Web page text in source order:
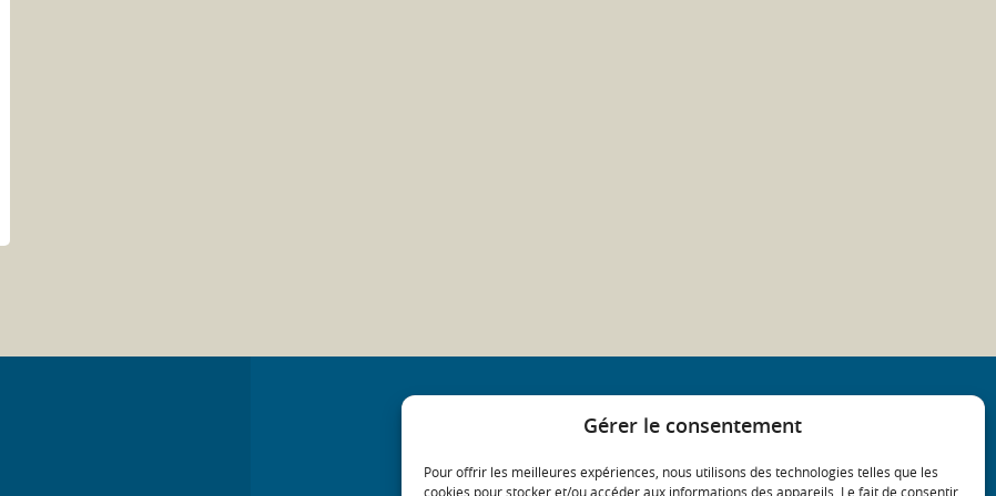
Gérer le consentement
Pour offrir les meilleures expériences, nous utilisons des technologies telles que les
cookies pour stocker et/ou accéder aux informations des appareils. Le fait de consentir